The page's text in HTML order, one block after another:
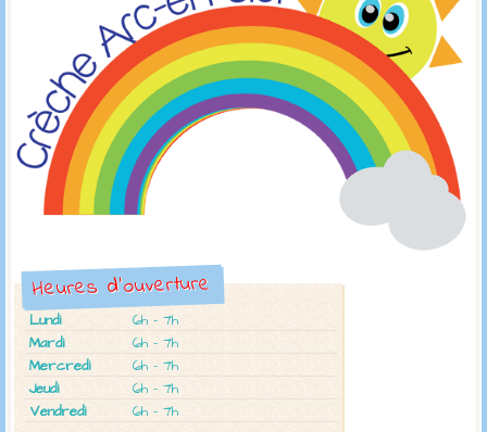
Heures d'ouverture
Lundi
6h - 7h
Mardi
6h - 7h
Mercredi
6h - 7h
Jeudi
6h - 7h
Vendredi
6h - 7h